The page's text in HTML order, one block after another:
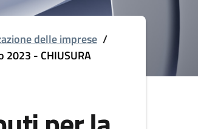
delle imprese /
- CHIUSURA